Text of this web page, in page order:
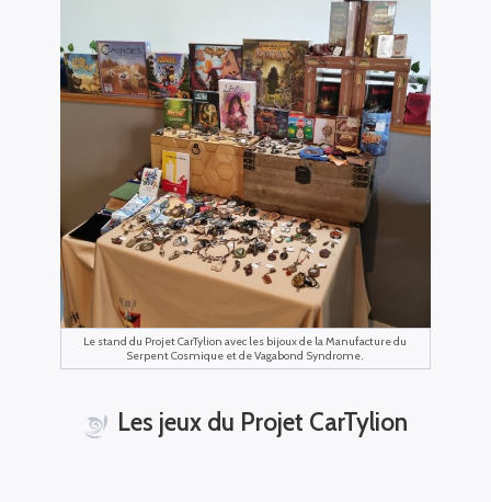
Le stand du Projet CarTylion avec les bijoux de la Manufacture du
Serpent Cosmique et de Vagabond Syndrome.
Les jeux du Projet CarTylion